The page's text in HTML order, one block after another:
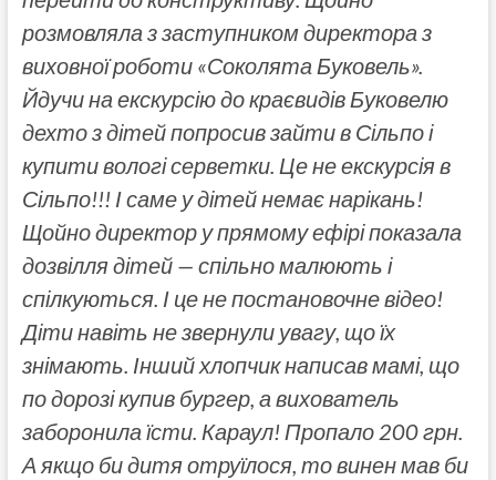
розмовляла з заступником директора з
виховної роботи «Соколята Буковель».
Йдучи на екскурсію до краєвидів Буковелю
дехто з дітей попросив зайти в Сільпо і
купити вологі серветки. Це не екскурсія в
Сільпо!!! І саме у дітей немає нарікань!
Щойно директор у прямому ефірі показала
дозвілля дітей — спільно малюють і
спілкуються. І це не постановочне відео!
Діти навіть не звернули увагу, що їх
знімають. Інший хлопчик написав мамі, що
по дорозі купив бургер, а вихователь
заборонила їсти. Караул! Пропало 200 грн.
А якщо би дитя отруїлося, то винен мав би